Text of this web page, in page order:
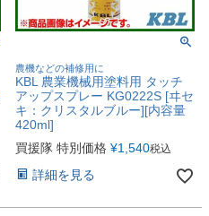
農機などの補修用に
KBL 農業機械用塗料用 タッチ
アップスプレー KG0222S [ヰセ
キ：クリスタルブルー][内容量
420ml]
買援隊 特別価格 ¥1,540税込
詳細を見る